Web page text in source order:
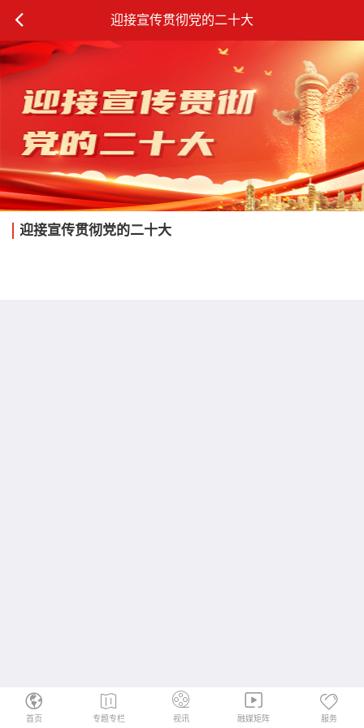
首页 专题专栏 视讯 融媒矩阵 服务
迎接宣传贯彻党的二十大
迎接宣传贯彻党的二十大